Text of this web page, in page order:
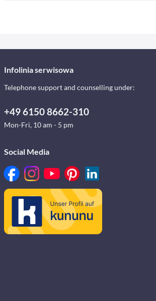
Infolinia serwisowa
Telephone support and counselling under:
+49 6150 8662-310
Mon-Fri, 10 am - 5 pm
Social Media